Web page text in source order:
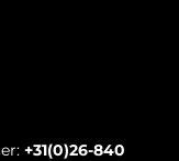
+31(0)26-840